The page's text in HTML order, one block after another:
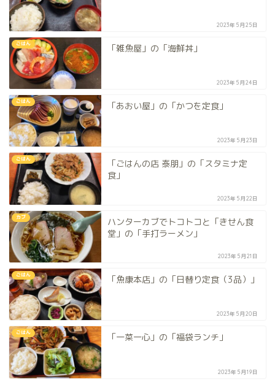
2023年5月25日
ごはん 「雑魚屋」の「海鮮丼」
2023年5月24日
ごはん 「あおい屋」の「かつを定食」
2023年5月23日
ごはん
「ごはんの店 泰朋」の「スタミナ定
食」
2023年5月22日
カブ
ハンターカブでトコトコと「きせん食
堂」の「手打ラーメン」
2023年5月21日
ごはん 「魚康本店」の「日替り定食（3品）」
2023年5月20日
ごはん 「一菜一心」の「福袋ランチ」
2023年5月19日